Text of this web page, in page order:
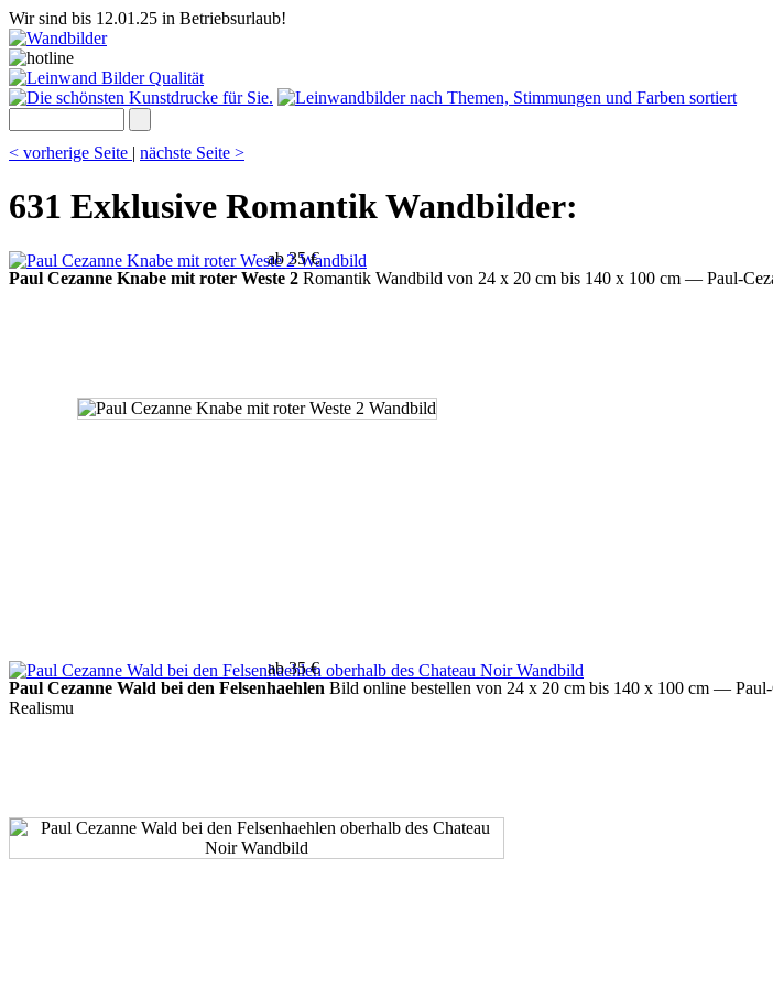
Wir sind bis 12.01.25 in Betriebsurlaub!
< vorherige Seite | nächste Seite >
631 Exklusive Romantik Wandbilder:
ab 35 €
Paul Cezanne Knabe mit roter Weste 2 Romantik Wandbild von 24 x 20 cm bis 140 x 100 cm — Paul-
ab 35 €
Paul Cezanne Wald bei den Felsenhaehlen Bild online bestellen von 24 x 20 cm bis 140 x 100 cm — Paul-
Realismu